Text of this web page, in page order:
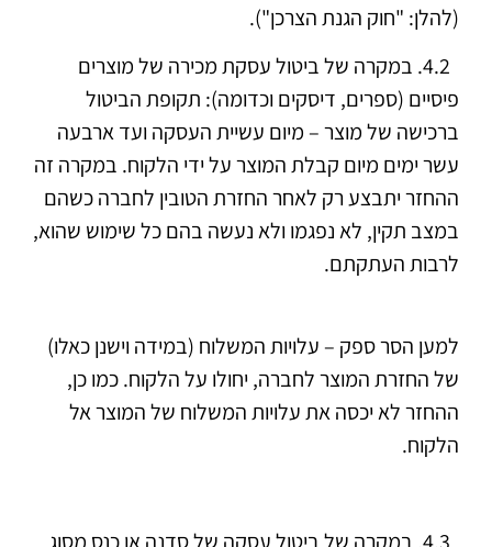
(להלן: "חוק הגנת הצרכן").
4.2. במקרה של ביטול עסקת מכירה של מוצרים
פיסיים (ספרים, דיסקים וכדומה): תקופת הביטול
ברכישה של מוצר – מיום עשיית העסקה ועד ארבעה
עשר ימים מיום קבלת המוצר על ידי הלקוח. במקרה זה
ההחזר יתבצע רק לאחר החזרת הטובין לחברה כשהם
במצב תקין, לא נפגמו ולא נעשה בהם כל שימוש שהוא,
לרבות העתקתם.
למען הסר ספק – עלויות המשלוח (במידה וישנן כאלו)
של החזרת המוצר לחברה, יחולו על הלקוח. כמו כן,
ההחזר לא יכסה את עלויות המשלוח של המוצר אל
הלקוח.